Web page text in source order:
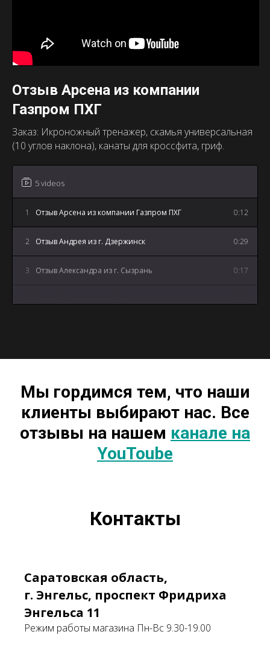
5 videos
1 Отзыв Арсена из компании Газпром ПХГ 0:12
2 Отзыв Андрея из г. Дзержинск 0:29
3 Отзыв Александра из г. Сызрань 0:17
Отзыв Арсена из компании
Газпром ПХГ
Заказ: Икроножный тренажер, скамья универсальная
(10 углов наклона), канаты для кроссфита, гриф.
Мы гордимся тем, что наши
клиенты выбирают нас. Все
отзывы на нашем канале на
YouToube
Контакты
Саратовская область,
г. Энгельс, проспект Фридриха
Энгельса 11
Режим работы магазина Пн-Вс 9.30-19.00